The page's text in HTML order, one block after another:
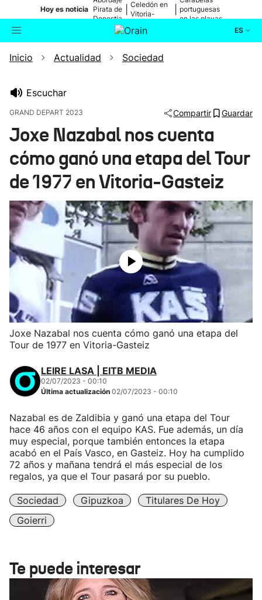
Hoy es noticia Pirata de
Donostia
Celedón en
Vitoria-
portuguesas
en las playas
ES
Buscador Actualidad
Ikusmiran
Eguraldia
Inicio Actualidad Sociedad
Escuchar
GRAND DEPART 2023 Compartir Guardar
Joxe Nazabal nos cuenta
cómo ganó una etapa del Tour
de 1977 en Vitoria-Gasteiz
Joxe Nazabal nos cuenta cómo ganó una etapa del
Tour de 1977 en Vitoria-Gasteiz
LEIRE LASA | EITB MEDIA
02/07/2023 - 00:10
Última actualización 02/07/2023 - 00:10
Nazabal es de Zaldibia y ganó una etapa del Tour
hace 46 años con el equipo KAS. Fue además, un día
muy especial, porque también entonces la etapa
acabó en el País Vasco, en Gasteiz. Hoy ha cumplido
72 años y mañana tendrá el más especial de los
regalos, ya que el Tour pasará por su pueblo.
Sociedad Gipuzkoa
Titulares De Hoy
Goierri
Te puede interesar